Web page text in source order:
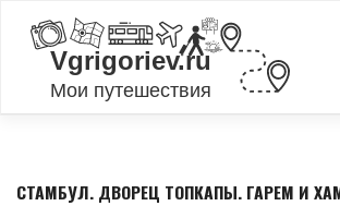
content
СТАМБУЛ. ДВОРЕЦ ТОПКАПЫ. ГАРЕМ И